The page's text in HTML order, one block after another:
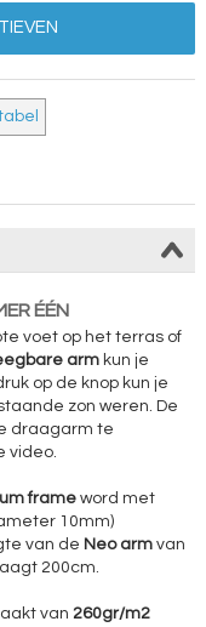
ÉÉN
voet op het terras of
arm kun je
op de knop kun je
zon weren. De
draagarm te
video.
frame word met
10mm)
van de Neo arm van
200cm.
van 260gr/m2